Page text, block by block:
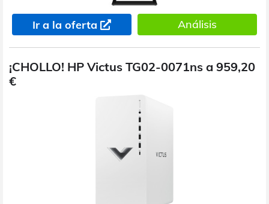
Ir a la oferta Análisis
¡CHOLLO! HP Victus TG02-0071ns a 959,20
€